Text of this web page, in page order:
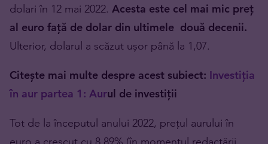
dolari în 12 mai 2022. Acesta este cel mai mic preț
al euro față de dolar din ultimele două decenii.
Ulterior, dolarul a scăzut ușor până la 1,07.
Citește mai multe despre acest subiect: Investiția
în aur partea 1: Aurul de investiții
Tot de la începutul anului 2022, prețul aurului în